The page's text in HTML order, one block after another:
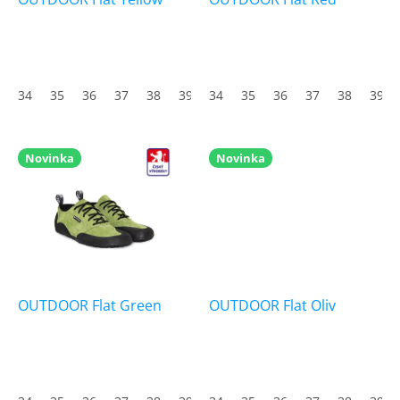
34 35 36 37 38 39 40 41 42 43 44 45
34 35 36 37 38 39
Novinka
OUTDOOR Flat Green
Novinka
OUTDOOR Flat Oliv